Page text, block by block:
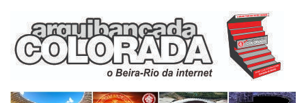
content
Arquibancada Colorada